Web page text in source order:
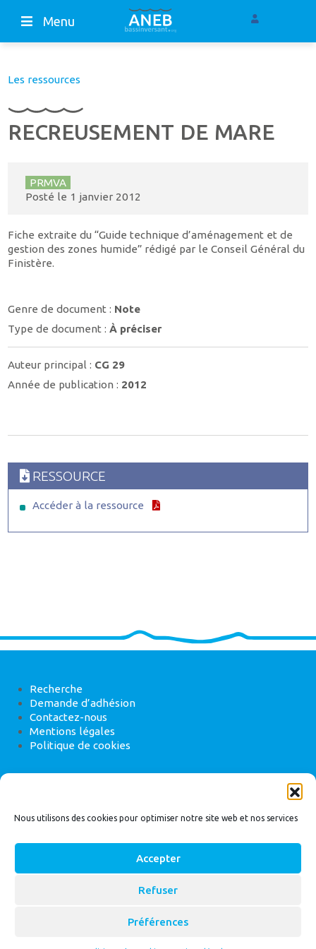
Nous utilisons des cookies pour optimiser notre site web et nos services
Accepter
Refuser
Préférences
Menu
Les ressources
RECREUSEMENT DE MARE
PRMVA
Posté le 1 janvier 2012
Fiche extraite du “Guide technique d’aménagement et de
gestion des zones humide” rédigé par le Conseil Général du
Finistère.
Genre de document : Note
Type de document :À préciser
Auteur principal : CG 29
Année de publication : 2012
RESSOURCE
Accéder à la ressource
Recherche
Demande d’adhésion
Contactez-nous
Mentions légales
Politique de cookies